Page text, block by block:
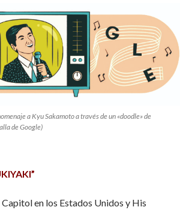
a Kyu Sakamoto a través de un «doodle» de
de Google)
Capitol en los Estados Unidos y His